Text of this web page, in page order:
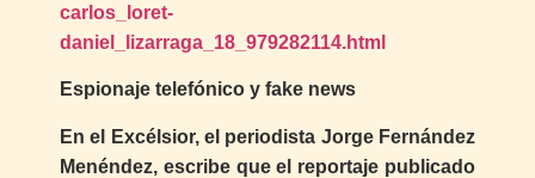
carlos_loret-
daniel_lizarraga_18_979282114.html
Espionaje telefónico y fake news
En el Excélsior, el periodista Jorge Fernández
Menéndez, escribe que el reportaje publicado